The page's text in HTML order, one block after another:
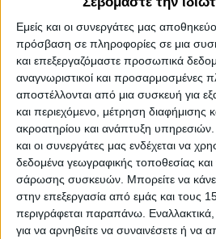
Εμείς και οι συνεργάτες μας
πρόσβαση σε πληροφορίες σε μια
και επεξεργαζόμαστε προσωπικά
αναγνωριστικοί και προσαρμοσμένες
αποστέλλονται από μια συσκευή για
και περιεχόμενο, μέτρηση διαφήμισης
ακροατηρίου και ανάπτυξη υπηρεσιών.
και οι συνεργάτες μας ενδέχεται να
δεδομένα γεωγραφικής τοποθεσίας
σάρωσης συσκευών. Μπορείτε να
στην επεξεργασία από εμάς και τους
περιγράφεται παραπάνω. Εναλλακτικά,
για να αρνηθείτε να συναινέσετε ή
περιέχουν άρθρα.
Εκδήλωση
Career Path Youth
Περιεχόμενο
Πρόγραμμα